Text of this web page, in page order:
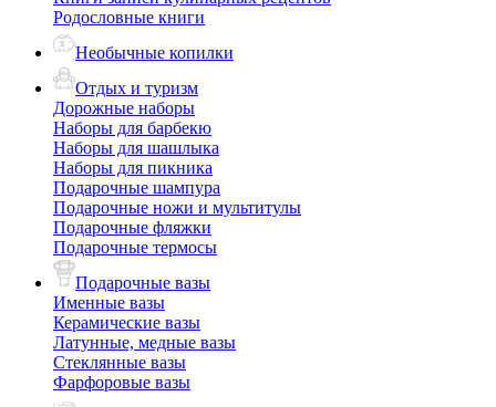
Родословные книги
Необычные копилки
Отдых и туризм
Дорожные наборы
Наборы для барбекю
Наборы для шашлыка
Наборы для пикника
Подарочные шампура
Подарочные ножи и мультитулы
Подарочные фляжки
Подарочные термосы
Подарочные вазы
Именные вазы
Керамические вазы
Латунные, медные вазы
Стеклянные вазы
Фарфоровые вазы